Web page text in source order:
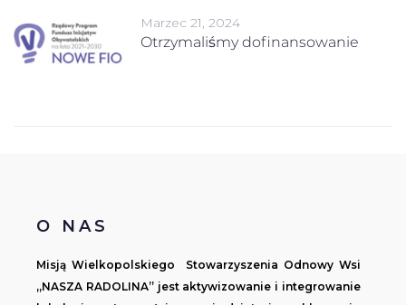
Marzec 21, 2024
Otrzymaliśmy dofinansowanie
O NAS
Misją Wielkopolskiego Stowarzyszenia Odnowy Wsi
„NASZA RADOLINA” jest aktywizowanie i integrowanie